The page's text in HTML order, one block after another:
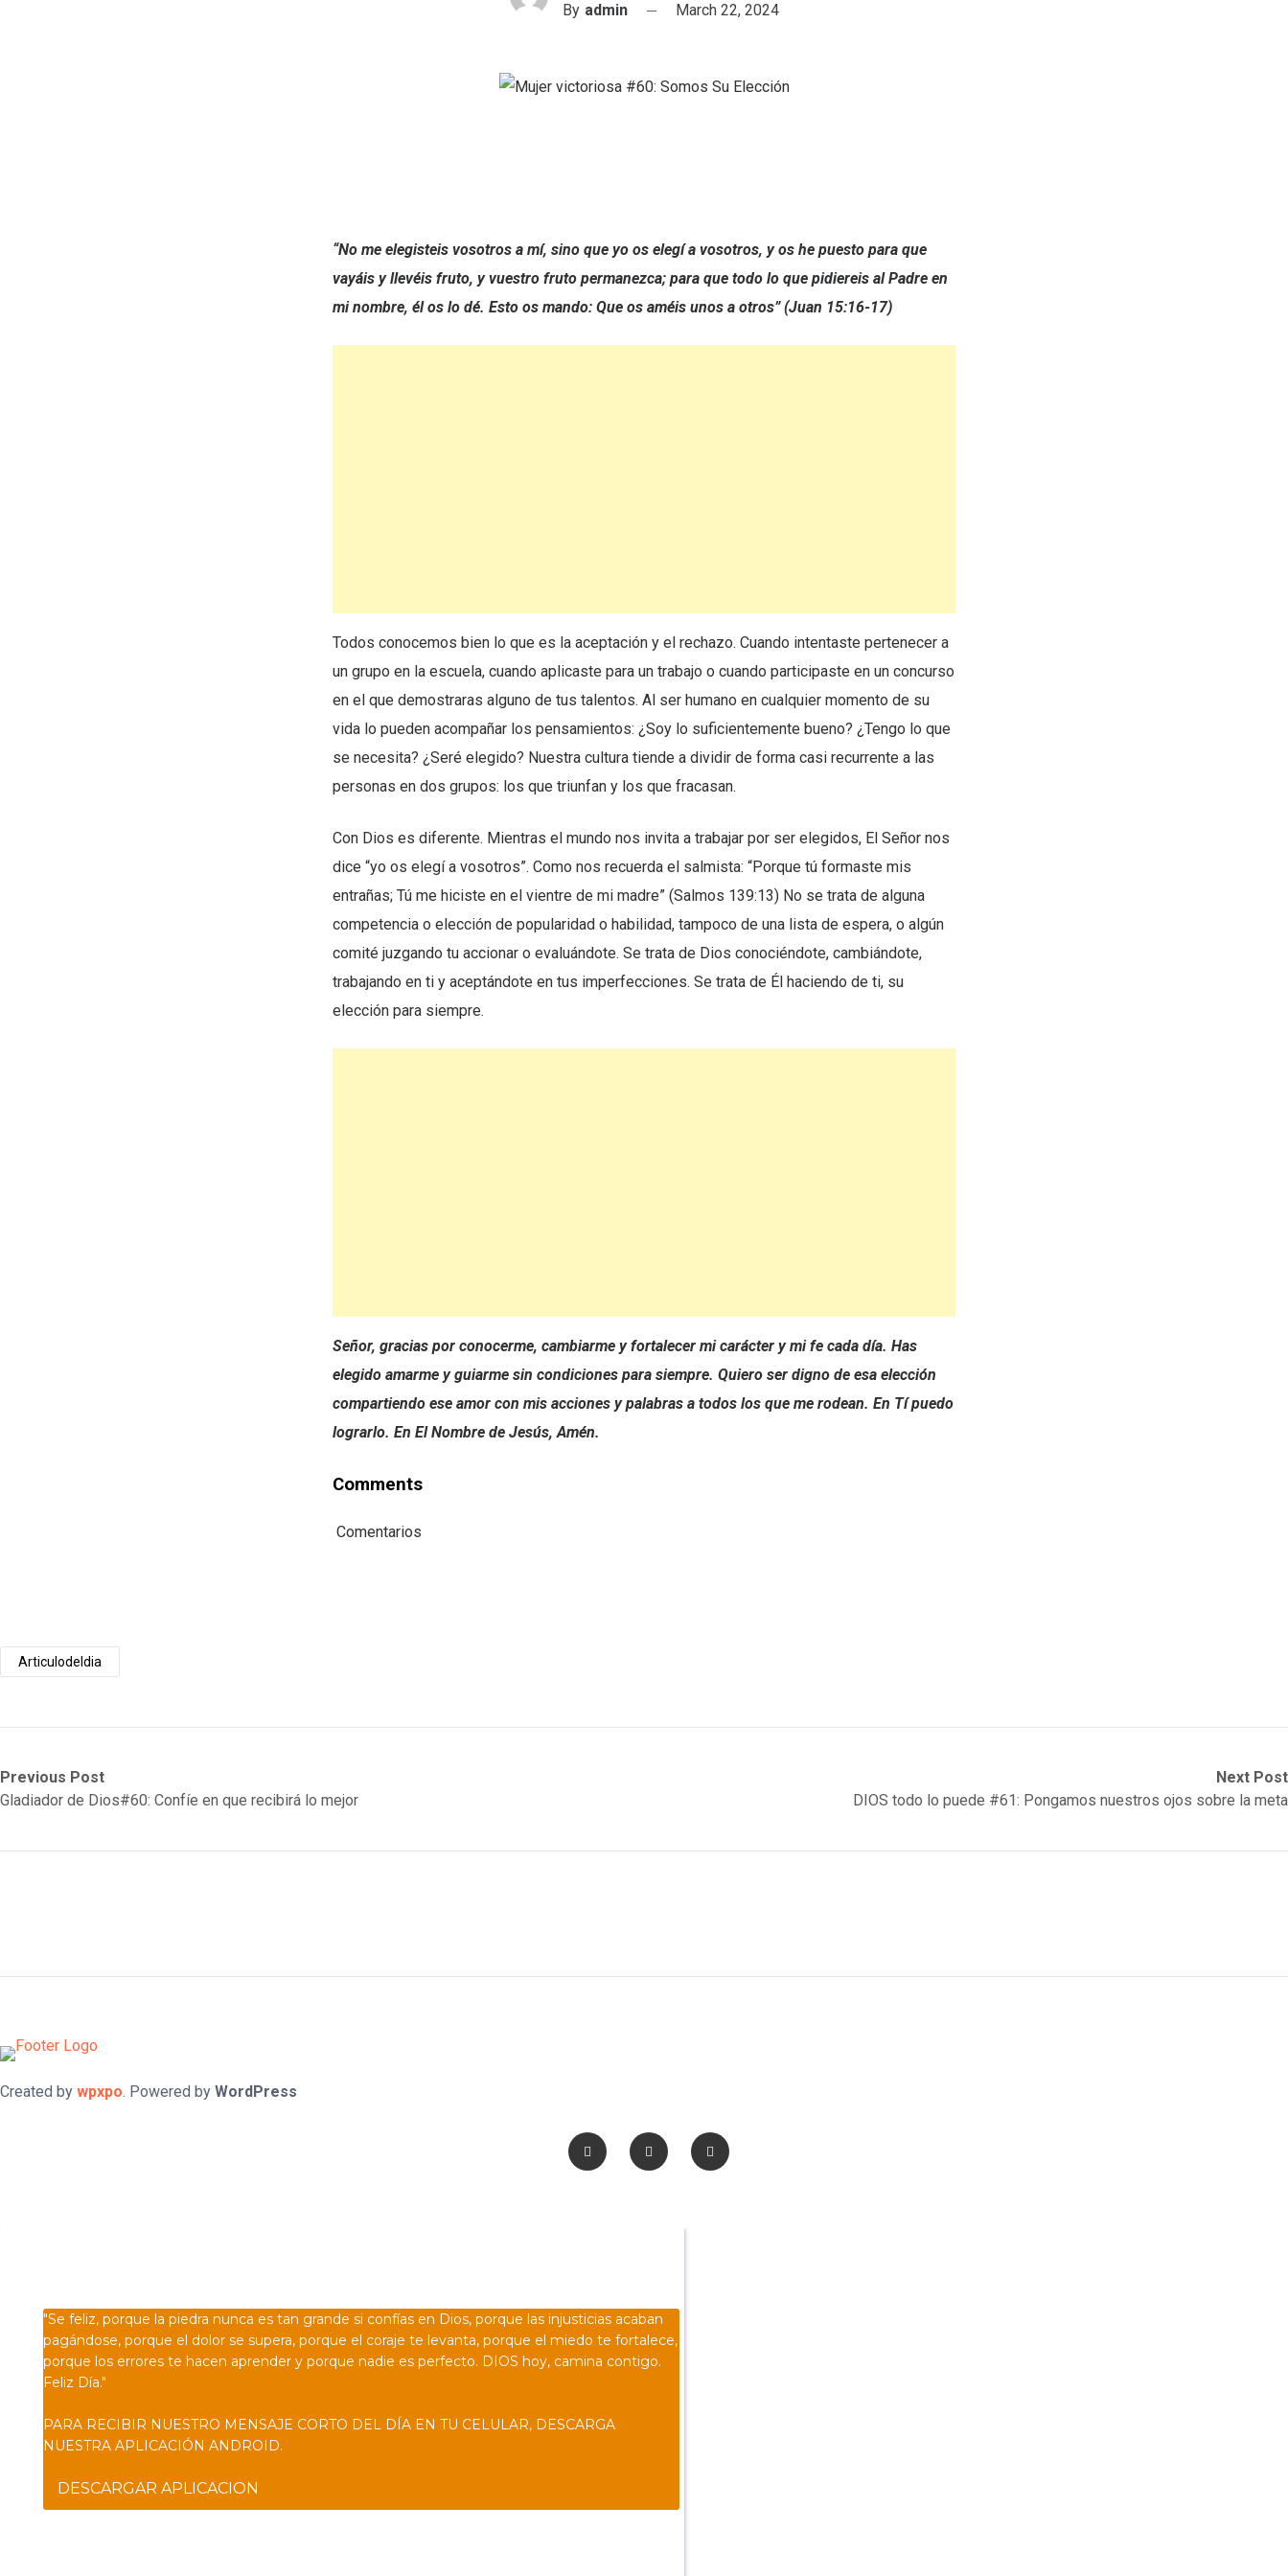
By admin March 22, 2024
“No me elegisteis vosotros a mí, sino que yo os elegí a vosotros, y os he puesto para que
vayáis y llevéis fruto, y vuestro fruto permanezca; para que todo lo que pidiereis al Padre en
mi nombre, él os lo dé. Esto os mando: Que os améis unos a otros” (Juan 15:16-17)
Todos conocemos bien lo que es la aceptación y el rechazo. Cuando intentaste pertenecer a
un grupo en la escuela, cuando aplicaste para un trabajo o cuando participaste en un concurso
en el que demostraras alguno de tus talentos. Al ser humano en cualquier momento de su
vida lo pueden acompañar los pensamientos: ¿Soy lo suficientemente bueno? ¿Tengo lo que
se necesita? ¿Seré elegido? Nuestra cultura tiende a dividir de forma casi recurrente a las
personas en dos grupos: los que triunfan y los que fracasan.
Con Dios es diferente. Mientras el mundo nos invita a trabajar por ser elegidos, El Señor nos
dice “yo os elegí a vosotros”. Como nos recuerda el salmista: “Porque tú formaste mis
entrañas; Tú me hiciste en el vientre de mi madre” (Salmos 139:13) No se trata de alguna
competencia o elección de popularidad o habilidad, tampoco de una lista de espera, o algún
comité juzgando tu accionar o evaluándote. Se trata de Dios conociéndote, cambiándote,
trabajando en ti y aceptándote en tus imperfecciones. Se trata de Él haciendo de ti, su
elección para siempre.
Señor, gracias por conocerme, cambiarme y fortalecer mi carácter y mi fe cada día. Has
elegido amarme y guiarme sin condiciones para siempre. Quiero ser digno de esa elección
compartiendo ese amor con mis acciones y palabras a todos los que me rodean. En Tí puedo
lograrlo. En El Nombre de Jesús, Amén.
Comments
Comentarios
Articulodeldia
Post
navigation
Previous Post
Previous
post:
Gladiador de Dios#60: Confíe en que recibirá lo mejor
Next Post
Next
post:
DIOS todo lo puede #61: Pongamos nuestros ojos sobre la meta
Created by wpxpo. Powered by WordPress
"Se feliz, porque la piedra nunca es tan grande si confías en Dios, porque las injusticias acaban
pagándose, porque el dolor se supera, porque el coraje te levanta, porque el miedo te fortalece,
porque los errores te hacen aprender y porque nadie es perfecto. DIOS hoy, camina contigo.
Feliz Día."
PARA RECIBIR NUESTRO MENSAJE CORTO DEL DÍA EN TU CELULAR, DESCARGA
NUESTRA APLICACIÓN ANDROID.
DESCARGAR APLICACION